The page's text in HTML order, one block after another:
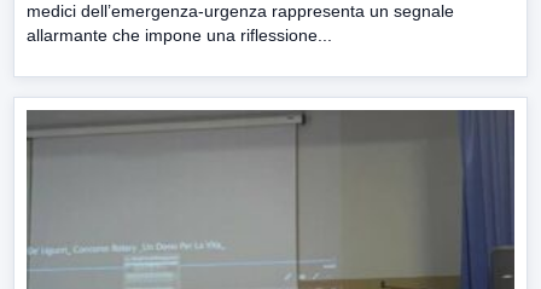
medici dell’emergenza-urgenza rappresenta un segnale
allarmante che impone una riflessione...